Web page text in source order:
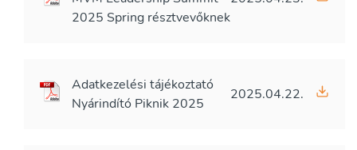
2025 Spring résztvevőknek
Adatkezelési tájékoztató
Nyárindító Piknik 2025
2025.04.22.